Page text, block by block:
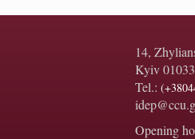
14,
Kyiv
Tel.:
Opening